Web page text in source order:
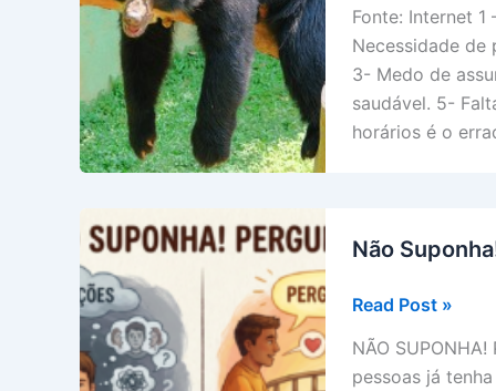
das
pessoas
preguiçosas
Fonte: Internet
Necessidade de
3- Medo de
saudável. 5-
horários é o
Não
Não
Suponha!
Pergunte!
Read Post »
NÃO
pessoas já